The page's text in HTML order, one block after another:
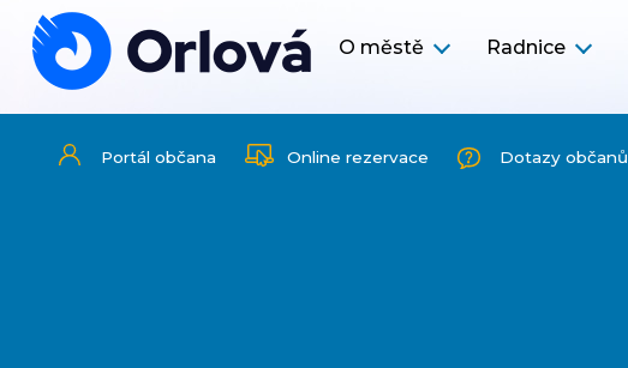
O městě Radnice
Portál občana Online rezervace Dotazy občanů